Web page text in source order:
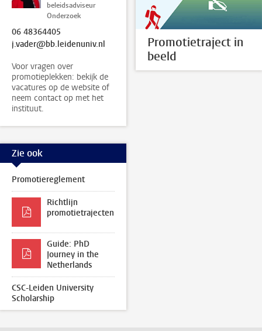
beleidsadviseur
Onderzoek
06 48364405
j.vader@bb.leidenuniv.nl
Voor vragen over
promotieplekken: bekijk de
vacatures op de website of
neem contact op met het
instituut.
Promotietraject in
beeld
Zie ook
Promotiereglement
Richtlijn
promotietrajecten
Guide: PhD
Journey in the
Netherlands
CSC-Leiden University
Scholarship